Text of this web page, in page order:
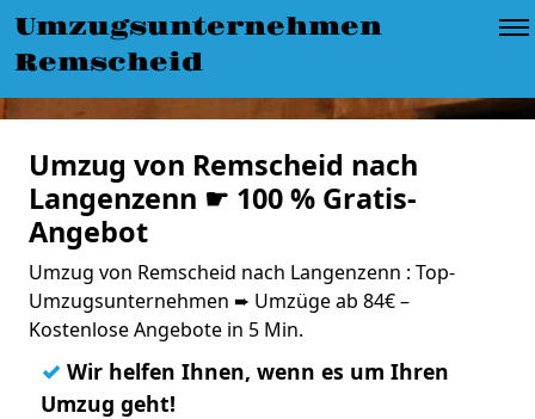
Umzugsunternehmen
Remscheid
Umzug von Remscheid nach
Langenzenn ☛ 100 % Gratis-
Angebot
Umzug von Remscheid nach Langenzenn : Top-
Umzugsunternehmen ➨ Umzüge ab 84€ –
Kostenlose Angebote in 5 Min.
✓ Wir helfen Ihnen, wenn es um Ihren
Umzug geht!